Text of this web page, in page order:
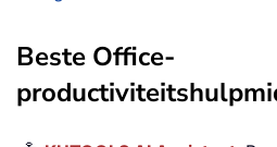
Beste Office-